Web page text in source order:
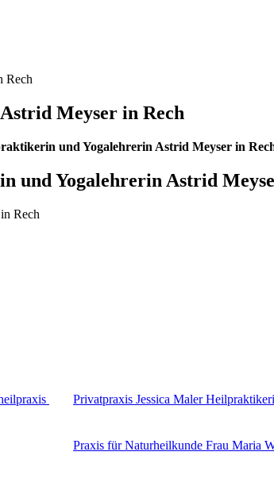
Rech
Meyser in Rech
und Yogalehrerin Astrid Meyser in
und Yogalehrerin Astrid
Rech
Privatpraxis Jessica Maler
Praxis für Naturheilkunde Frau Maria